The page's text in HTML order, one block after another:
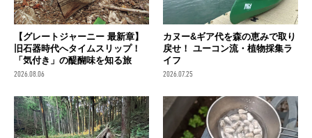
【グレートジャーニー 最新章】
旧石器時代へタイムスリップ！
「気付き」の醍醐味を知る旅
2026.08.06
カヌー&ギア代を森の恵みで取り
戻せ！ ユーコン流・植物採集ラ
イフ
2026.07.25